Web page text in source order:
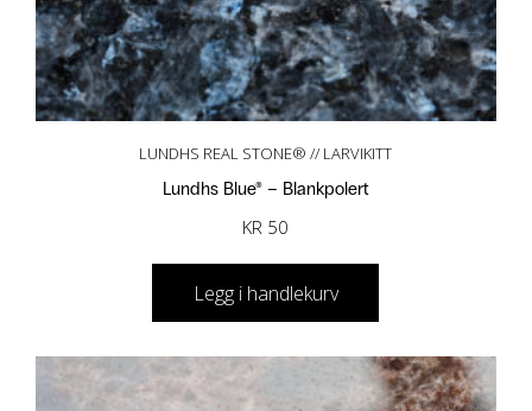
LUNDHS REAL STONE® // LARVIKITT
Lundhs Blue® – Blankpolert
KR 50
Legg i handlekurv